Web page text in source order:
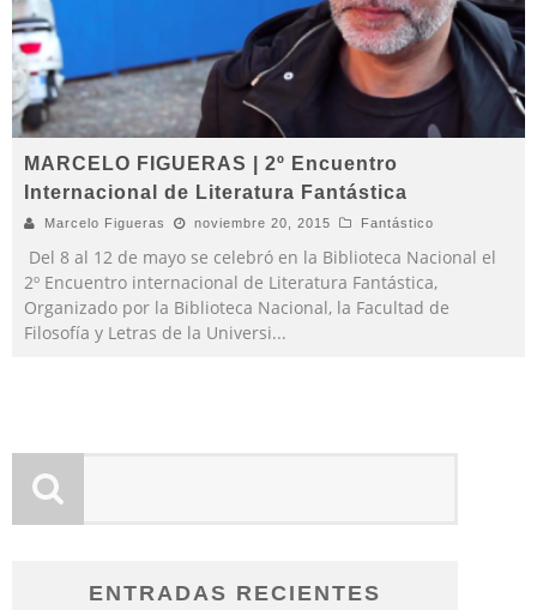
MARCELO FIGUERAS | 2º Encuentro
Internacional de Literatura Fantástica
Marcelo Figueras noviembre 20, 2015 Fantástico
Del 8 al 12 de mayo se celebró en la Biblioteca Nacional el
2º Encuentro internacional de Literatura Fantástica,
Organizado por la Biblioteca Nacional, la Facultad de
Filosofía y Letras de la Universi...
ENTRADAS RECIENTES